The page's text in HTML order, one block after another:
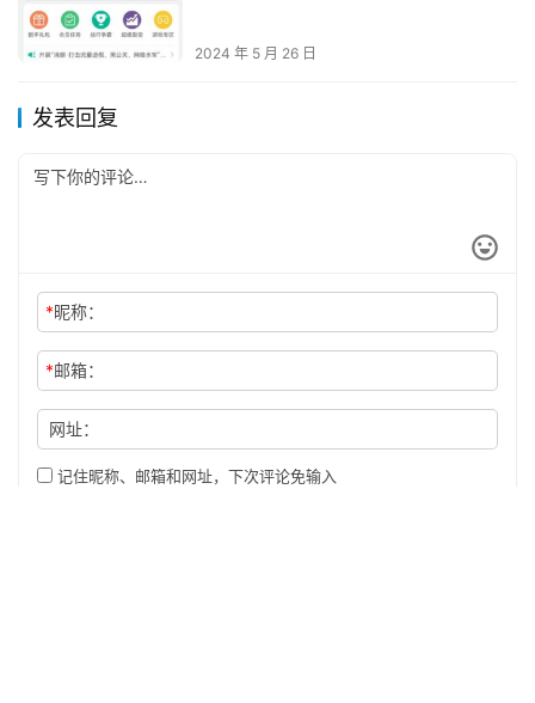
2024 年 5 月 26 日
发表回复
*昵称：
*邮箱：
网址：
记住昵称、邮箱和网址，下次评论免输入